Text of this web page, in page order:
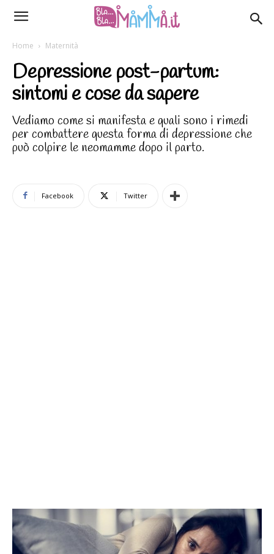
Home Maternità
Depressione post-partum:
sintomi e cose da sapere
Vediamo come si manifesta e quali sono i rimedi
per combattere questa forma di depressione che
può colpire le neomamme dopo il parto.
Facebook Twitter